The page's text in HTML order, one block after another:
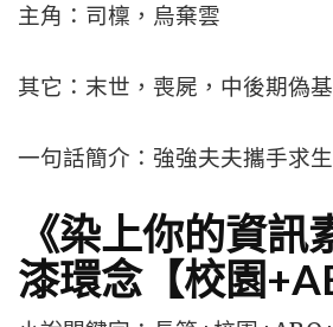
主角：司檁，烏棄雲
其它：末世，喪屍，中後期偽
一句話簡介：強強夫夫攜手求生
《染上你的資訊
漆環念【校園